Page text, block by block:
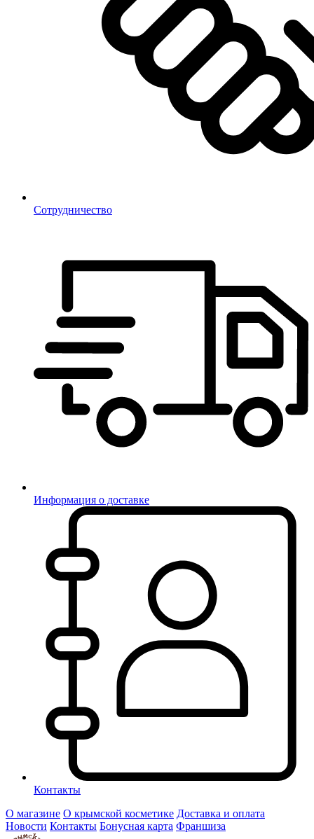
Сотрудничество
Информация о доставке
Контакты
О магазине О крымской косметике Доставка и оплата
Новости Контакты Бонусная карта Франшиза